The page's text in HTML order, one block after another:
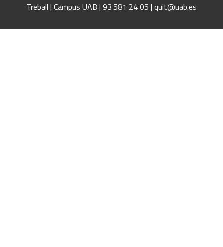
Treball | Campus UAB | 93 581 24 05 | quit@uab.es